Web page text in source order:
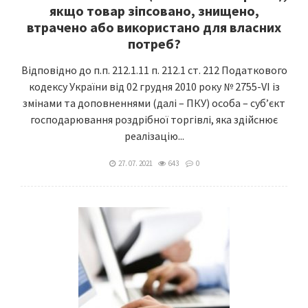
якщо товар зіпсовано, знищено,
втрачено або використано для власних
потреб?
Відповідно до п.п. 212.1.11 п. 212.1 ст. 212 Податкового
кодексу України від 02 грудня 2010 року № 2755-VI із
змінами та доповненнями (далі – ПКУ) особа – суб’єкт
господарювання роздрібної торгівлі, яка здійснює
реалізацію...
27. 07. 2021 643 0